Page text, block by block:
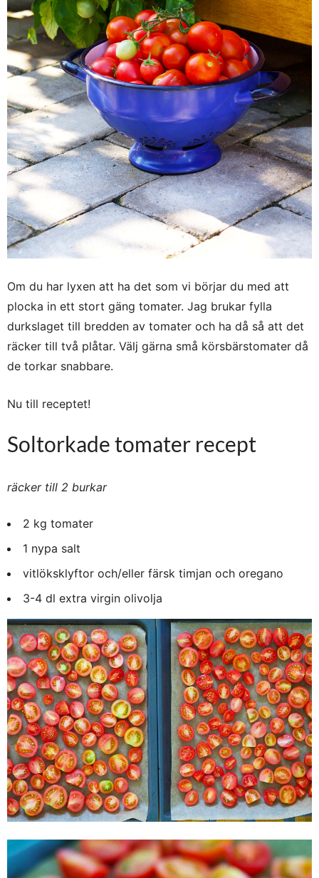
Om du har lyxen att ha det som vi börjar du med att
plocka in ett stort gäng tomater. Jag brukar fylla
durkslaget till bredden av tomater och ha då så att det
räcker till två plåtar. Välj gärna små körsbärstomater då
de torkar snabbare.
Nu till receptet!
Soltorkade tomater recept
räcker till 2 burkar
2 kg tomater
1 nypa salt
vitlöksklyftor och/eller färsk timjan och oregano
3-4 dl extra virgin olivolja